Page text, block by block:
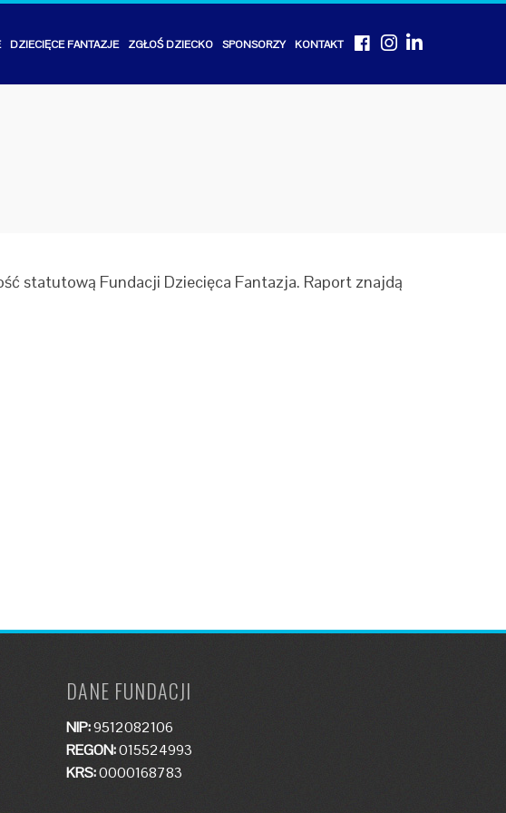
DZIECIĘCE FANTAZJE ZGŁOŚ DZIECKO SPONSORZY KONTAKT FacebookInstagramLinkedin
statutową Fundacji Dziecięca Fantazja. Raport znajdą
DANE FUNDACJI
NIP:9512082106
REGON:015524993
KRS:0000168783